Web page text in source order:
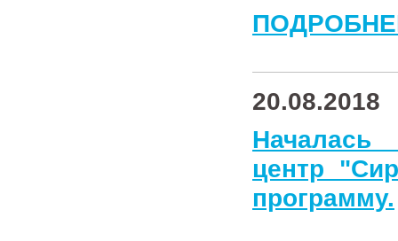
20.08.2018
Началась
центр
программу.